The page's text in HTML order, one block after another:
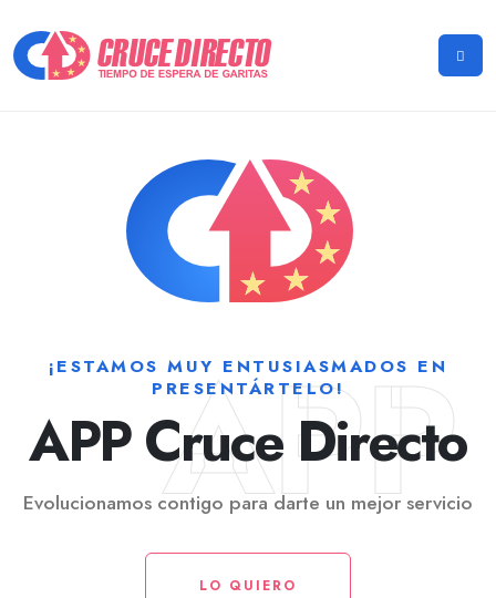
¡ESTAMOS MUY ENTUSIASMADOS EN
PRESENTÁRTELO!
APP Cruce Directo
APP
Evolucionamos contigo para darte un mejor servicio
LO QUIERO